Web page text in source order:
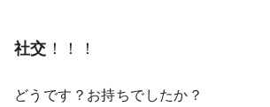
社交 ！！！
どうです？お持ちでしたか？